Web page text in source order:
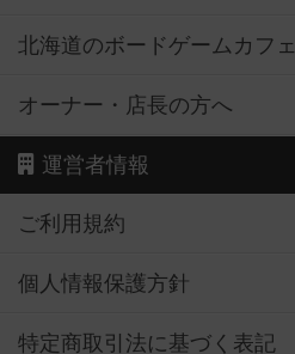
北海道のボードゲームカフェ
オーナー・店長の方へ
運営者情報
ご利用規約
個人情報保護方針
特定商取引法に基づく表記